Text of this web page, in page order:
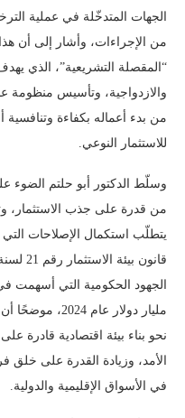
الجهات المتدخّلة في عملية
من الإجراءات، وأشار إلى أن
“المقصلة التشريعية”، الذي
والازدواجية، وتأسيس منظومة
من بدء أعماله بكفاءة وتنافسية
للاستثمار النوعي.
وسلّط الدكتور أبو حلتم الضوء
من قدرة على جذب الاستثمار،
يتطلّب استكمال الإصلاحات
مليار دولار
نحو بناء بيئة اقتصادية قادرة
الأمد، وزيادة القدرة على خلق
في الأسواق الإقليمية والدولية.